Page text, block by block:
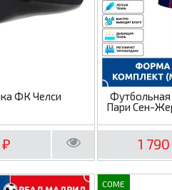
ФК Челси
₽
Пари Сен-
1
COME